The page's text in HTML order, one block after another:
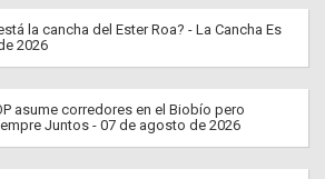
la cancha del Ester Roa? - La Cancha Es
2026
asume corredores en el Biobío pero
Juntos - 07 de agosto de 2026